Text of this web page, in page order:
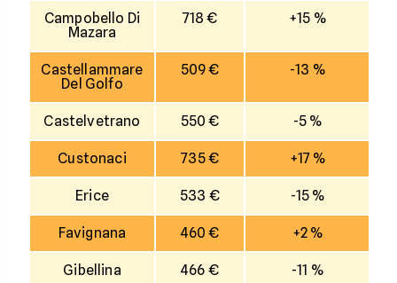
Campobello Di
Mazara
718 € +15 %
Castellammare
Del Golfo
509 € -13 %
Castelvetrano 550 € -5 %
Custonaci 735 € +17 %
Erice 533 € -15 %
Favignana 460 € +2 %
Gibellina 466 € -11 %